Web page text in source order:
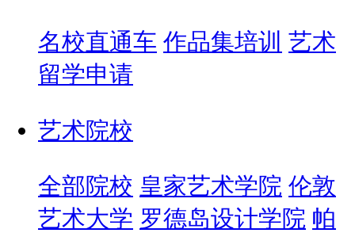
名校直通车 作品集培训 艺术
留学申请
艺术院校
全部院校 皇家艺术学院 伦敦
艺术大学 罗德岛设计学院 帕